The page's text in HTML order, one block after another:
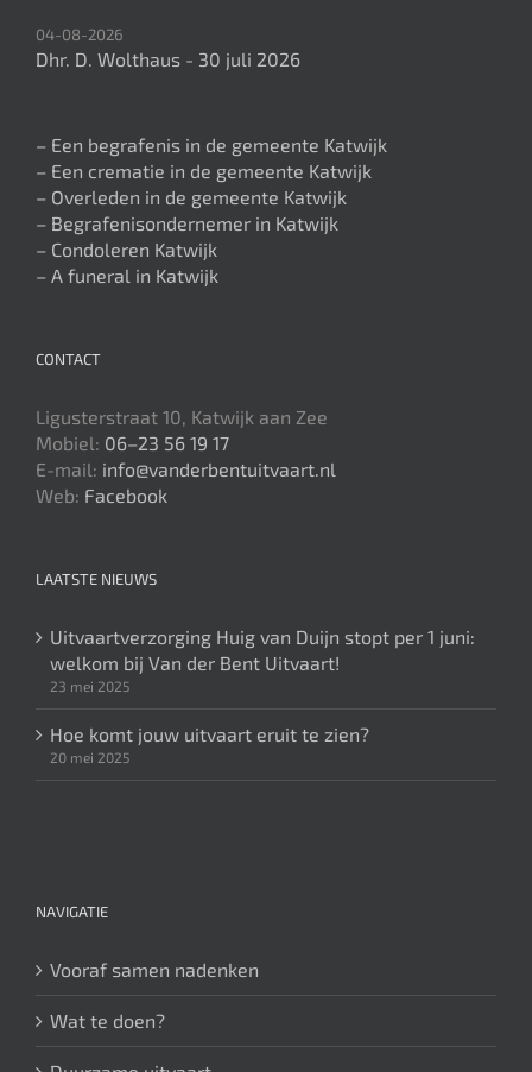
04-08-2026
Dhr. D. Wolthaus - 30 juli 2026
– Een begrafenis in de gemeente Katwijk
– Een crematie in de gemeente Katwijk
– Overleden in de gemeente Katwijk
– Begrafenisondernemer in Katwijk
– Condoleren Katwijk
– A funeral in Katwijk
CONTACT
Ligusterstraat 10, Katwijk aan Zee
Mobiel: 06–23 56 19 17
E-mail: info@vanderbentuitvaart.nl
Web: Facebook
LAATSTE NIEUWS
Uitvaartverzorging Huig van Duijn stopt per 1 juni:
welkom bij Van der Bent Uitvaart!
23 mei 2025
Hoe komt jouw uitvaart eruit te zien?
20 mei 2025
NAVIGATIE
Vooraf samen nadenken
Wat te doen?